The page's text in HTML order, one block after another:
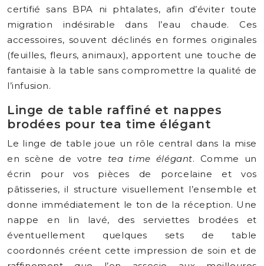
certifié sans BPA ni phtalates, afin d’éviter toute
migration indésirable dans l’eau chaude. Ces
accessoires, souvent déclinés en formes originales
(feuilles, fleurs, animaux), apportent une touche de
fantaisie à la table sans compromettre la qualité de
l’infusion.
Linge de table raffiné et nappes
brodées pour tea time élégant
Le linge de table joue un rôle central dans la mise
en scène de votre tea time élégant. Comme un
écrin pour vos pièces de porcelaine et vos
pâtisseries, il structure visuellement l’ensemble et
donne immédiatement le ton de la réception. Une
nappe en lin lavé, des serviettes brodées et
éventuellement quelques sets de table
coordonnés créent cette impression de soin et de